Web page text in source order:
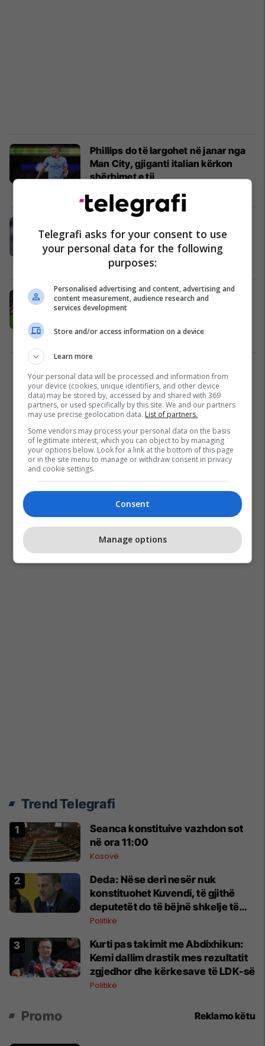
Phillips do të largohet në janar nga
Man City, gjiganti italian kërkon
shërbimet e tij
Kalvin Phillipsit, synon të fitoj më
shumë se që ka shpenzuar për
angleizn
Premier League
Nuk është në planet e Guardiolës,
Bayerni tenton transferimin e yllit të
Bundesliga 25/10/2023
2
Trend Telegrafi
Seanca konstituive vazhdon sot
në ora 11:00
Kosovë
Deda: Nëse deri nesër nuk
konstituohet Kuvendi, të gjithë
deputetët do të bëjnë shkelje të
rëndë kushtetuese
Politikë
Kurti pas takimit me Abdixhikun:
Kemi dallim drastik mes rezultatit
zgjedhor dhe kërkesave të LDK-së
Politikë
Promo Reklamo këtu
Telegrafi asks for your consent to use
your personal data for the following
purposes:
Personalised advertising and content, advertising and
content measurement, audience research and
services development
Store and/or access information on a device
Learn more
Your personal data will be processed and information from
your device (cookies, unique identifiers, and other device
data) may be stored by, accessed by and shared with 369
partners, or used specifically by this site. We and our partners
may use precise geolocation data. List of partners.
Some vendors may process your personal data on the basis
of legitimate interest, which you can object to by managing
your options below. Look for a link at the bottom of this page
or in the site menu to manage or withdraw consent in privacy
and cookie settings.
Consent
Manage options